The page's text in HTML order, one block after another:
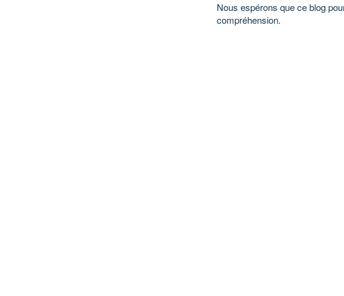
Nous espérons que ce blog
compréhension.